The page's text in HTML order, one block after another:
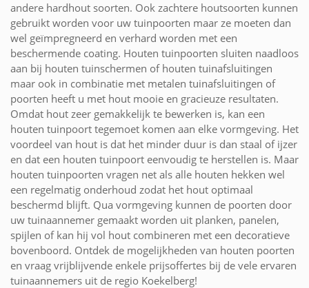
andere hardhout soorten. Ook zachtere houtsoorten kunnen
gebruikt worden voor uw tuinpoorten maar ze moeten dan
wel geïmpregneerd en verhard worden met een
beschermende coating. Houten tuinpoorten sluiten naadloos
aan bij houten tuinschermen of houten tuinafsluitingen
maar ook in combinatie met metalen tuinafsluitingen of
poorten heeft u met hout mooie en gracieuze resultaten.
Omdat hout zeer gemakkelijk te bewerken is, kan een
houten tuinpoort tegemoet komen aan elke vormgeving. Het
voordeel van hout is dat het minder duur is dan staal of ijzer
en dat een houten tuinpoort eenvoudig te herstellen is. Maar
houten tuinpoorten vragen net als alle houten hekken wel
een regelmatig onderhoud zodat het hout optimaal
beschermd blijft. Qua vormgeving kunnen de poorten door
uw tuinaannemer gemaakt worden uit planken, panelen,
spijlen of kan hij vol hout combineren met een decoratieve
bovenboord. Ontdek de mogelijkheden van houten poorten
en vraag vrijblijvende enkele prijsoffertes bij de vele ervaren
tuinaannemers uit de regio Koekelberg!